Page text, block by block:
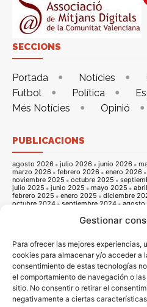
Gestionar
Para ofrecer las mejores experiencias,
cookies para almacenar y/o acceder a
consentimiento de estas tecnologías
el comportamiento de navegación o
sitio. No consentir o retirar el
negativamente a ciertas
SECCIONS
Portada Notícies
Futbol
Política
Més Notícies
Opinió
PUBLICACIONS
agosto 2026 julio 2026 junio 2026
marzo 2026
febrero 2026 enero 2026
noviembre 2025
octubre 2025
julio 2025
junio 2025 mayo 2025
febrero 2025
enero 2025 diciembre
octubre 2024
septiembre 2024 agosto
noviembre 2023
noviembre 2022
octubre 2022
julio 2022
junio 2022 mayo 2022
febrero 2022
enero 2022 diciembre
octubre 2021
septiembre 2021 agosto
mayo 2021
abril 2021 marzo 2021
diciembre 2020
noviembre 2020
agosto 2020
julio 2020 junio 2020
marzo 2020
febrero 2020 enero 2020